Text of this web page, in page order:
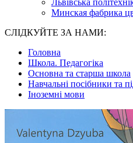
Львівська
Минская фабрика
СЛІДКУЙТЕ ЗА НАМИ:
Головна
Школа. Педагогіка
Основна та старша школа
Навчальні посібники та
Іноземні мови